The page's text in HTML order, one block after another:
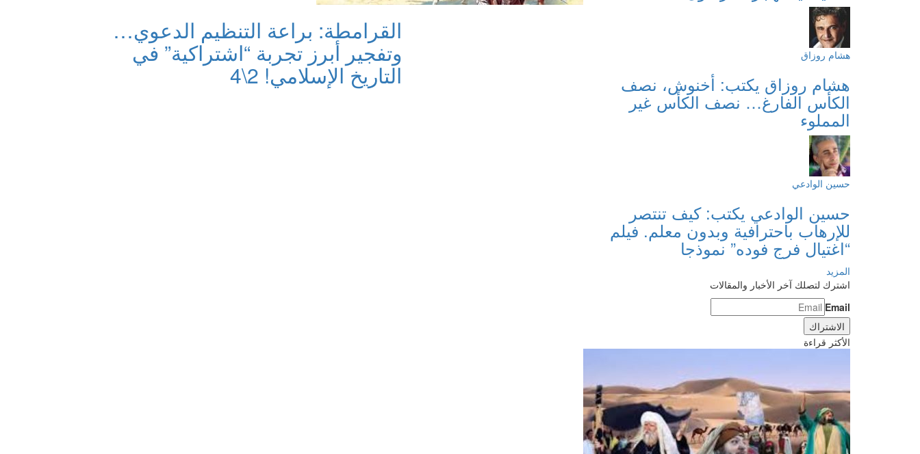
القرامطة: براعة التنظيم الدعوي…
وتفجير أبرز تجربة “اشتراكية” في
التاريخ الإسلامي! 2\4
هشام روزاق
هشام روزاق يكتب: أخنوش، نصف
الكأس الفارغ… نصف الكأس غير
المملوء
حسين الوادعي
حسين الوادعي يكتب: كيف تنتصر
للإرهاب باحترافية وبدون معلم. فيلم
“اغتيال فرج فوده” نموذجا
المزيد
اشترك لتصلك آخر الأخبار والمقالات
Email
الأكثر قراءة